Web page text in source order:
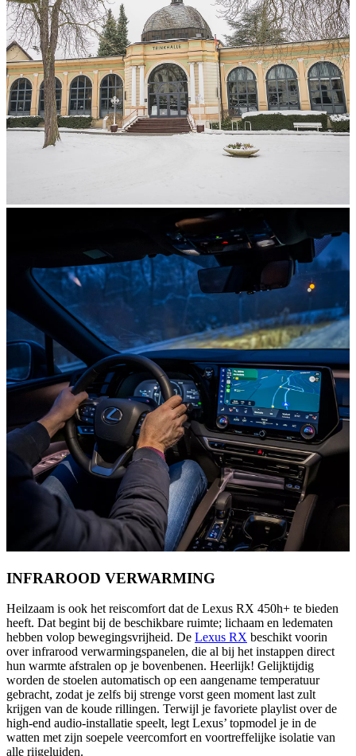
INFRAROOD VERWARMING
Heilzaam is ook het reiscomfort dat de Lexus RX 450h+ te bieden
heeft. Dat begint bij de beschikbare ruimte; lichaam en ledematen
hebben volop bewegingsvrijheid. De Lexus RX beschikt voorin
over infrarood verwarmingspanelen, die al bij het instappen direct
hun warmte afstralen op je bovenbenen. Heerlijk! Gelijktijdig
worden de stoelen automatisch op een aangename temperatuur
gebracht, zodat je zelfs bij strenge vorst geen moment last zult
krijgen van de koude rillingen. Terwijl je favoriete playlist over de
high-end audio-installatie speelt, legt Lexus’ topmodel je in de
watten met zijn soepele veercomfort en voortreffelijke isolatie van
alle rijgeluiden.